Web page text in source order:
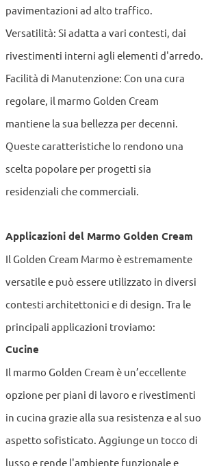
pavimentazioni ad alto traffico.
Versatilità: Si adatta a vari contesti, dai
rivestimenti interni agli elementi d'arredo.
Facilità di Manutenzione: Con una cura
regolare, il marmo Golden Cream
mantiene la sua bellezza per decenni.
Queste caratteristiche lo rendono una
scelta popolare per progetti sia
residenziali che commerciali.
Applicazioni del Marmo Golden Cream
Il Golden Cream Marmo è estremamente
versatile e può essere utilizzato in diversi
contesti architettonici e di design. Tra le
principali applicazioni troviamo:
Cucine
Il marmo Golden Cream è un’eccellente
opzione per piani di lavoro e rivestimenti
in cucina grazie alla sua resistenza e al suo
aspetto sofisticato. Aggiunge un tocco di